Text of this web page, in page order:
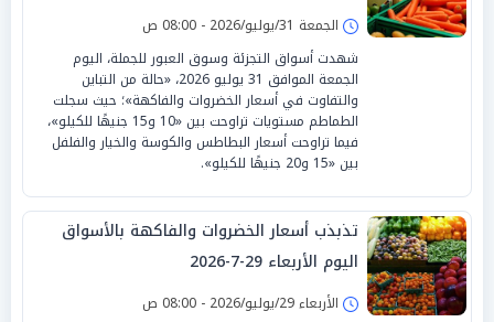
الجمعة 31/يوليو/2026 - 08:00 ص
شهدت أسواق التجزئة وسوق العبور للجملة، اليوم
الجمعة الموافق 31 يوليو 2026، «حالة من التباين
والتفاوت في أسعار الخضروات والفاكهة»؛ حيث سجلت
الطماطم مستويات تراوحت بين «10 و15 جنيهًا للكيلو»،
فيما تراوحت أسعار البطاطس والكوسة والخيار والفلفل
بين «15 و20 جنيهًا للكيلو».
تذبذب أسعار الخضروات والفاكهة بالأسواق
اليوم الأربعاء 29-7-2026
الأربعاء 29/يوليو/2026 - 08:00 ص